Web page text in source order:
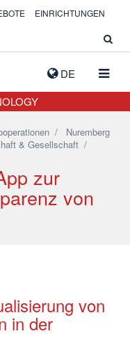
DE
EINRICHTUNGEN
/ Nuremberg
& Gesellschaft /
zur
von
von
in der